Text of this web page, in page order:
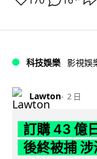
科技娛樂 影視娛
Lawton 2 日
訂購 43 億
後終被捕